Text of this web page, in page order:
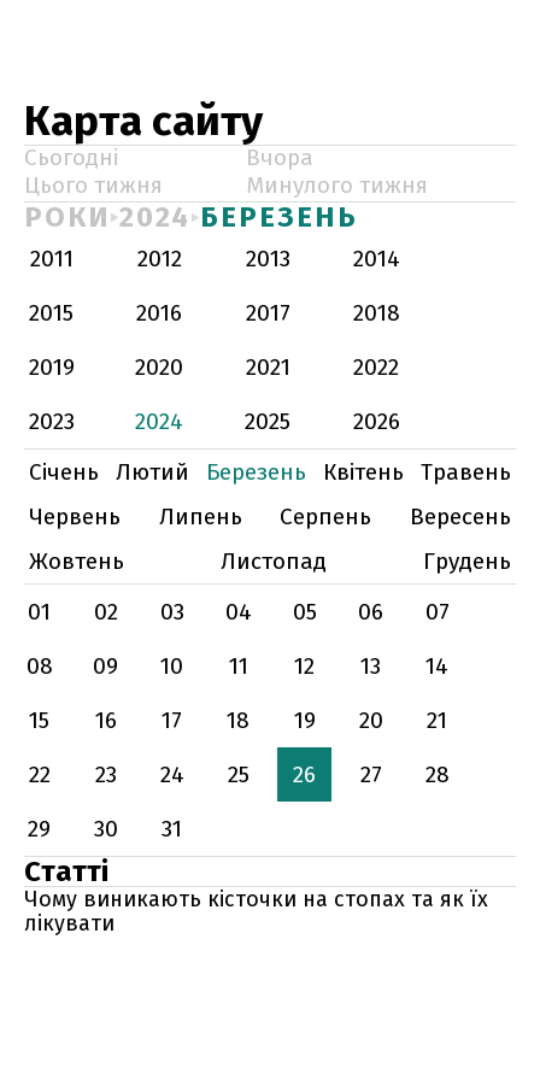
Карта сайту
Сьогодні
Вчора
Цього тижня
Минулого тижня
РОКИ 2024 БЕРЕЗЕНЬ
2011 2012 2013
2014
2015
2016 2017
2018
2019
2020 2021
2022
2023
2024 2025
2026
Січень
Лютий Березень Квітень
Травень
Червень
Липень Серпень
Вересень
Жовтень
Листопад
Грудень
01
02 03 04 05 06
07
08
09 10 11 12 13
14
15
16 17 18 19 20
21
22
23 24 25 26 27
28
29
30 31
Статті
Чому виникають кісточки на стопах та як їх
лікувати